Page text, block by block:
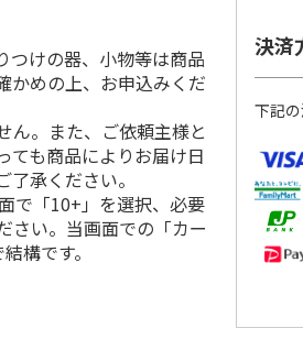
つけの器、小物等は商品
かめの上、お申込みくだ
ん。また、ご依頼主様と
ても商品によりお届け日
承ください。
で「10+」を選択、必要
さい。当画面での「カー
構です。
決済
下記